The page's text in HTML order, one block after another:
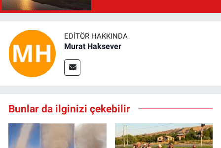
EDITÖR HAKKINDA
Murat Haksever
Bunlar da ilginizi çekebilir